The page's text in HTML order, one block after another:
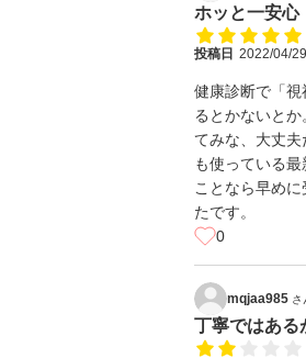
ホッと一安心
投稿日 2022/04/29
健康診断で「
るとかないと
てみな、大丈
も使っている
ことなら早め
たです。
0
mqjaa985 さ
丁寧ではある